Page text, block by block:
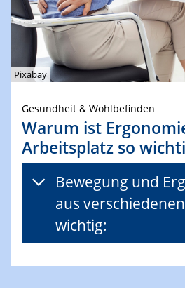
Pixabay
Gesundheit & Wohlbefinden
Warum ist
Arbeitsplatz so
Bewegung und
aus
wichtig: